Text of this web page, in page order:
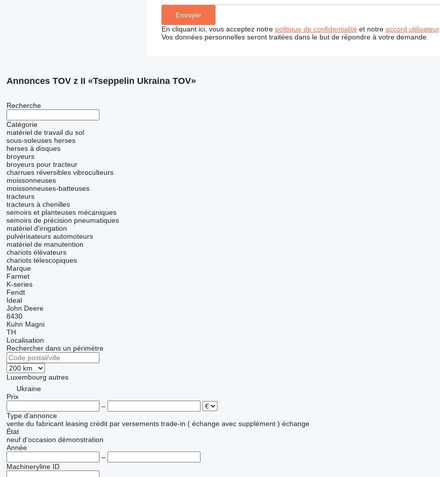
En cliquant ici, vous acceptez notre politique de confidentialité et notre accord utilisateur.
Vos données personnelles seront traitées dans le but de répondre à votre demande.
Annonces TOV z II «Tseppelin Ukraina TOV»
Recherche
Catégorie
matériel de travail du sol
sous-soleuses herses
herses à disques
broyeurs
broyeurs pour tracteur
charrues réversibles vibroculteurs
moissonneuses
moissonneuses-batteuses
tracteurs
tracteurs à chenilles
semoirs et planteuses mécaniques
semoirs de précision pneumatiques
matériel d'irrigation
pulvérisateurs automoteurs
matériel de manutention
chariots élévateurs
chariots télescopiques
Marque
Farmet
K-series
Fendt
Ideal
John Deere
8430
Kuhn Magni
TH
Localisation
Rechercher dans un périmètre
Luxembourg autres
Ukraine
Prix
–
Type d'annonce
vente du fabricant leasing crédit par versements trade-in ( échange avec supplément ) échange
État
neuf d'occasion démonstration
Année
–
Machineryline ID